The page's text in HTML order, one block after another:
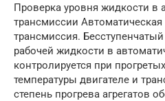
Проверка уровня жидкости в
трансмиссии Автоматическая
трансмиссия.
рабочей жидкости в
контролируется при
температуры двигателе и
степень прогрева агрегатов